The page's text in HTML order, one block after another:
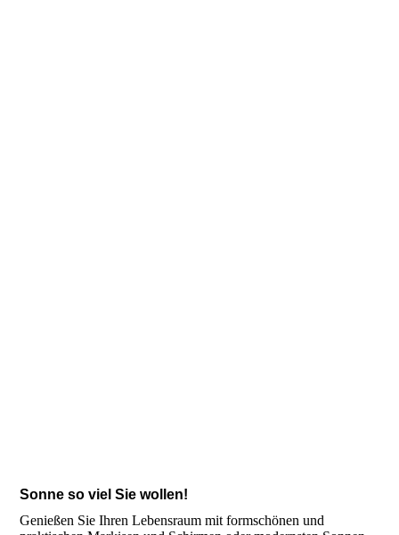
Sonne so viel Sie wollen!
Genießen Sie Ihren Lebensraum mit formschönen und